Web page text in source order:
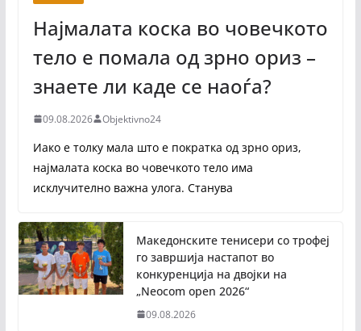
Најмалата коска во човечкото
тело е помала од зрно ориз –
знаете ли каде се наоѓа?
09.08.2026 Objektivno24
Иако е толку мала што е пократка од зрно ориз,
најмалата коска во човечкото тело има
исклучително важна улога. Станува
Македонските тенисери со трофеј
го завршија настапот во
конкуренција на двојки на
„Neocom open 2026“
09.08.2026